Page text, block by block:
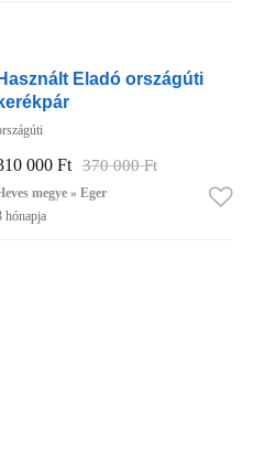
Eladó országúti
000 Ft 370 000 Ft
megye » Eger
hónapja